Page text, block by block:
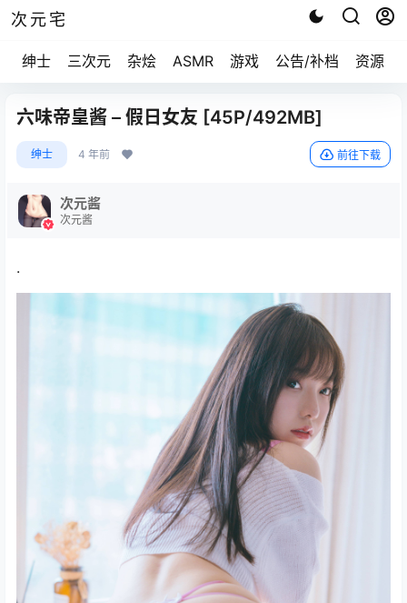
次元宅
绅士 三次元 杂烩 ASMR 游戏 公告/补档 资源求
六味帝皇酱 – 假日女友 [45P/492MB]
绅士 4 年前 前往下载
次元酱
次元酱
.